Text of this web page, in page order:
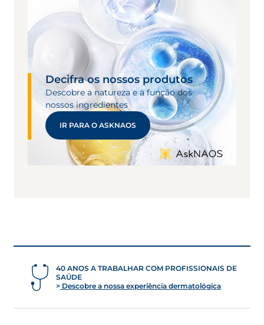
biomarcadores para avaliar a complementaridade
de filtros e uma proteção biológica patenteada na
proteção antioxidante e imunossupressora.
Decifra os nossos produtos
Descobre a natureza e a função dos
nossos ingredientes
IR PARA O ASKNAOS
40 ANOS A TRABALHAR COM PROFISSIONAIS DE
SAÚDE
Descobre a nossa experiência dermatológica